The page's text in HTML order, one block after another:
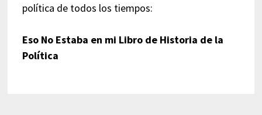
política de todos los tiempos:
Eso No Estaba en mi Libro de Historia de la
Política